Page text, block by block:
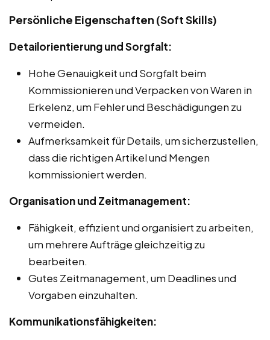
Persönliche Eigenschaften (Soft Skills)
Detailorientierung und Sorgfalt:
Hohe Genauigkeit und Sorgfalt beim
Kommissionieren und Verpacken von Waren in
Erkelenz, um Fehler und Beschädigungen zu
vermeiden.
Aufmerksamkeit für Details, um sicherzustellen,
dass die richtigen Artikel und Mengen
kommissioniert werden.
Organisation und Zeitmanagement:
Fähigkeit, effizient und organisiert zu arbeiten,
um mehrere Aufträge gleichzeitig zu
bearbeiten.
Gutes Zeitmanagement, um Deadlines und
Vorgaben einzuhalten.
Kommunikationsfähigkeiten: